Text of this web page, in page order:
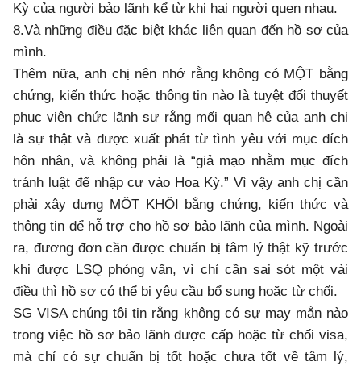
Kỳ của người bảo lãnh kể từ khi hai người quen nhau.
8.Và những điều đặc biệt khác liên quan đến hồ sơ của
mình.
Thêm nữa, anh chị nên nhớ rằng không có MỘT bằng
chứng, kiến thức hoặc thông tin nào là tuyệt đối thuyết
phục viên chức lãnh sự rằng mối quan hệ của anh chị
là sự thật và được xuất phát từ tình yêu với mục đích
hôn nhân, và không phải là “giả mạo nhằm mục đích
tránh luật để nhập cư vào Hoa Kỳ.” Vì vậy anh chị cần
phải xây dựng MỘT KHỐI bằng chứng, kiến thức và
thông tin để hỗ trợ cho hồ sơ bảo lãnh của mình. Ngoài
ra, đương đơn cần được chuẩn bị tâm lý thật kỹ trước
khi được LSQ phỏng vấn, vì chỉ cần sai sót một vài
điều thì hồ sơ có thể bị yêu cầu bổ sung hoặc từ chối.
SG VISA chúng tôi tin rằng không có sự may mắn nào
trong việc hồ sơ bảo lãnh được cấp hoặc từ chối visa,
mà chỉ có sự chuẩn bị tốt hoặc chưa tốt về tâm lý,